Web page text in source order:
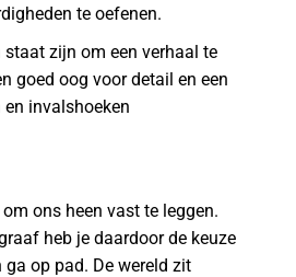
te oefenen.
zijn om een verhaal te
goed oog voor detail en een
invalshoeken
ons heen vast te leggen.
heb je daardoor de keuze
op pad. De wereld zit